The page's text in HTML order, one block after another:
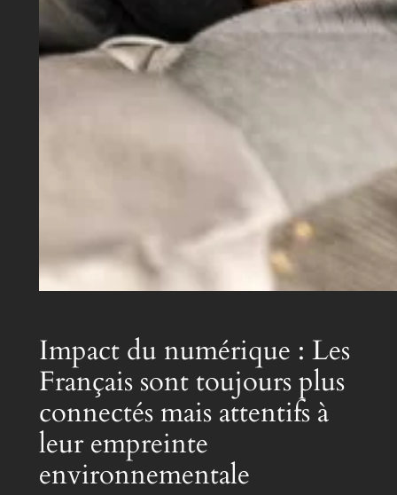
Impact du numérique : Les
Français sont toujours plus
connectés mais attentifs à
leur empreinte
environnementale